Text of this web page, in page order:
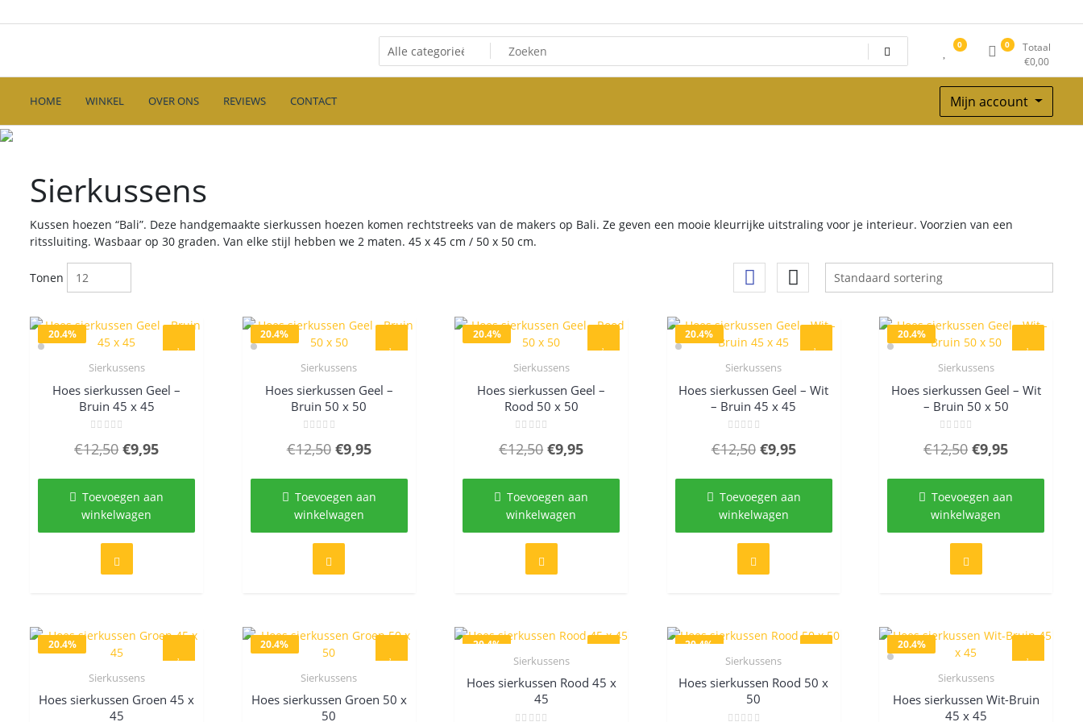
naar
0 0
Totaal
€0,00
HOME WINKEL OVER ONS REVIEWS CONTACT Mijn account
Sierkussens
Kussen hoezen “Bali”. Deze handgemaakte sierkussen hoezen komen rechtstreeks van de makers op Bali. Ze geven een mooie kleurrijke uitstraling voor je interieur. Voorzien van een
ritssluiting. Wasbaar op 30 graden. Van elke stijl hebben we 2 maten. 45 x 45 cm / 50 x 50 cm.
Tonen
20.4%
Sierkussens
Hoes sierkussen Geel –
Bruin 45 x 45
0
uit
€12,50 Oorspronkelijke
was:
€12,50.
€9,95Huidige
is:
Toevoegen aan
winkelwagen
20.4%
Sierkussens
Hoes sierkussen Geel –
Bruin 50 x 50
0
uit
€12,50 Oorspronkelijke
was:
€12,50.
€9,95Huidige
is:
Toevoegen aan
winkelwagen
20.4%
Sierkussens
Hoes sierkussen Geel –
Rood 50 x 50
0
uit
€12,50 Oorspronkelijke
was:
€12,50.
€9,95Huidige
is:
Toevoegen aan
winkelwagen
20.4%
Sierkussens
Hoes sierkussen Geel – Wit
– Bruin 45 x 45
0
uit
€12,50 Oorspronkelijke
was:
€12,50.
€9,95Huidige
is:
Toevoegen aan
winkelwagen
20.4%
Sierkussens
Hoes sierkussen Geel – Wit
– Bruin 50 x 50
0
uit
€12,50 Oorspronkelijke
was:
€12,50.
€9,95Huidige
is:
Toevoegen aan
winkelwagen
20.4%
Quick View
Sierkussens
Hoes sierkussen Groen 45 x
45
20.4%
Quick View
Sierkussens
Hoes sierkussen Groen 50 x
50
20.4%
Quick View
Sierkussens
Hoes sierkussen Rood 45 x
45
20.4%
Quick View
Sierkussens
Hoes sierkussen Rood 50 x
50
20.4%
Quick View
Sierkussens
Hoes sierkussen Wit-Bruin
45 x 45